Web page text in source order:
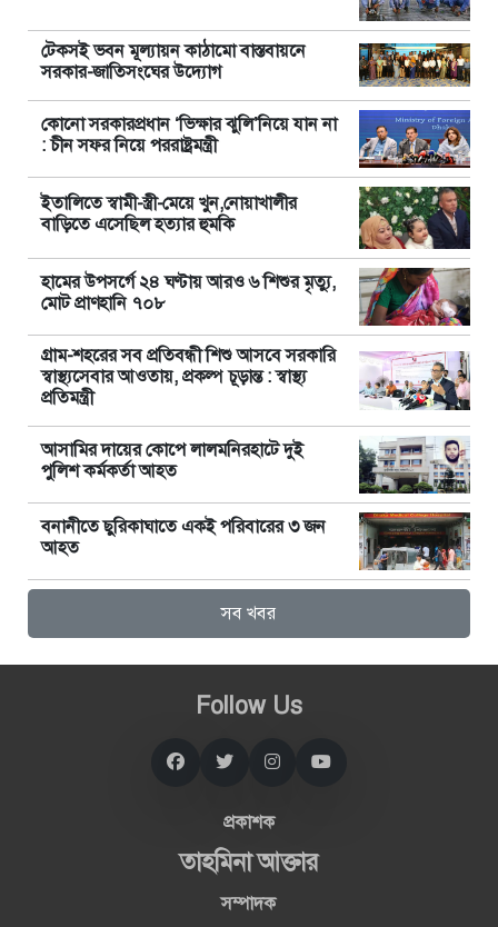
টেকসই ভবন মূল্যায়ন কাঠামো বাস্তবায়নে
সরকার-জাতিসংঘের উদ্যোগ
কোনো সরকারপ্রধান ‘ভিক্ষার ঝুলি’নিয়ে যান না
: চীন সফর নিয়ে পররাষ্ট্রমন্ত্রী
ইতালিতে স্বামী-স্ত্রী-মেয়ে খুন,নোয়াখালীর
বাড়িতে এসেছিল হত্যার হুমকি
হামের উপসর্গে ২৪ ঘণ্টায় আরও ৬ শিশুর মৃত্যু,
মোট প্রাণহানি ৭০৮
গ্রাম-শহরের সব প্রতিবন্ধী শিশু আসবে সরকারি
স্বাস্থ্যসেবার আওতায়, প্রকল্প চূড়ান্ত : স্বাস্থ্য
প্রতিমন্ত্রী
আসামির দায়ের কোপে লালমনিরহাটে দুই
পুলিশ কর্মকর্তা আহত
বনানীতে ছুরিকাঘাতে একই পরিবারের ৩ জন
আহত
সব খবর
Follow Us
প্রকাশক
তাহমিনা আক্তার
সম্পাদক